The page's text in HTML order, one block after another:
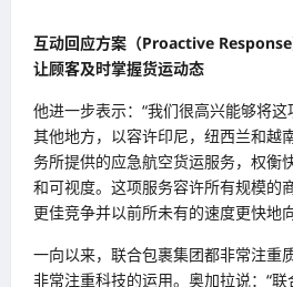
互动回应方案（Proactive Response
让顾客及时掌握货运动态
他进一步表示：“我们很高兴能够将
其他地方，以容许印尼，纽西兰和越
务所提供的应急航空货运服务，权衡
和可视度。这项服务容许所有规模的
更佳竞争并以前所未有的速度更快地
一向以来，联合包裹集团都非常注重
非常注重科技的运用。奥加拉说：“